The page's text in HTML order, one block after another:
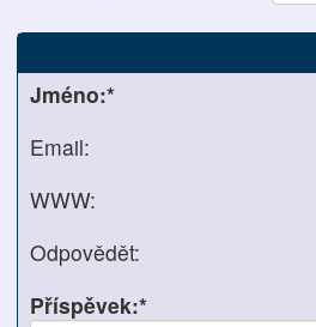
Jméno:*
Email:
WWW:
Odpovědět:
Příspěvek:*